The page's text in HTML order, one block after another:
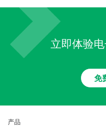
立即体验
免
产品